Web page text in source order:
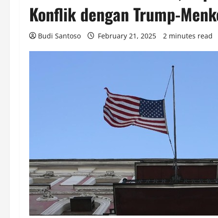
Konflik dengan Trump-
Budi Santoso February 21, 2025 2 minutes read